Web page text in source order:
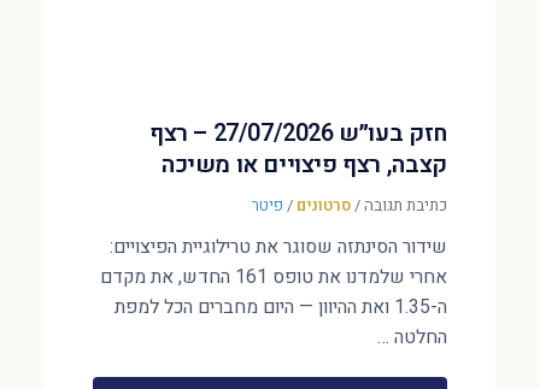
חזק בעו״ש 27/07/2026 – רצף
קצבה, רצף פיצויים או משיכה
כתיבת תגובה/סרטונים / פיטר
שידור הסינתזה שסוגר את טרילוגיית הפיצויים:
אחרי שלמדנו את טופס 161 החדש, את מקדם
ה-1.35 ואת ההיוון — היום מחברים הכל למפת
החלטה …